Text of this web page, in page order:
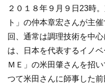
２０１８年９月９日23時
ト」の仲本章宏さんが主
回、通常は調理技術を中
は、日本を代表するイノ
ＭＥ」の米田肇さんを招
つて米田さんに師事した